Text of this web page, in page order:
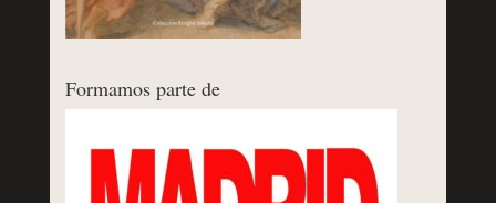
Formamos parte de